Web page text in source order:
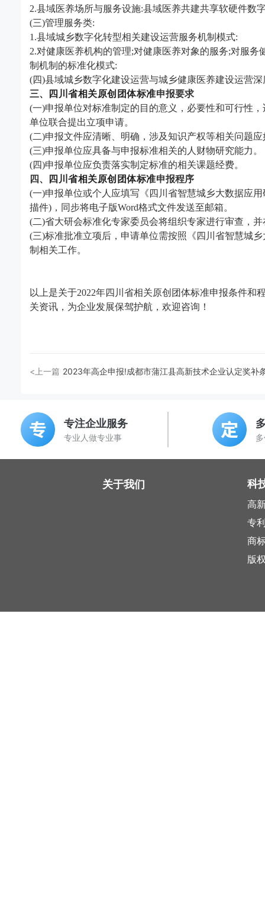
2.县域医养场所与服务设施:县域医养共建共享软硬件数
(三)管理服务类:
1.县域城乡数字化转型相关建设运营服务机制模式:
2.对健康医养机构的管理;对健康医养对象的服务;对服
制机制的标准化模式:
(四)县域城乡数字化建设运营与城乡健康医养建设运营
三、
四川省相关原创团体标准申报要求
(一)申报单位对标准制定的目的意义，必要性和可行性
单位联合提出立项申请。
(二)申报文件应清晰、明确，涉及知识产权等相关问题
(三)申报单位应具备与申报标准相关的人财物研究能力。
(四)申报单位应负责落实制定标准的相关课题经费。
四、
四川省相关原创团体标准申报程序
(一)申报单位或个人应填写《四川省智慧城乡大数据应
描件)，同步将电子版Word格式文件发送至邮箱。
(二)省大研会标准化专家委员会将组织专家进行审查，
(三)标准批准立项后，申请单位需按照《四川省智慧城
制相关工作。
以上是关于2022年四川省相关原创团体标准申报条件和
关资讯，为企业发展保驾护航，欢迎咨询！
<上一篇 2023年高企申报!成都市蒲江县高新技术企业认定奖补
专注企业服务
专业人做专业事
关于我们 科
高
专
商
版